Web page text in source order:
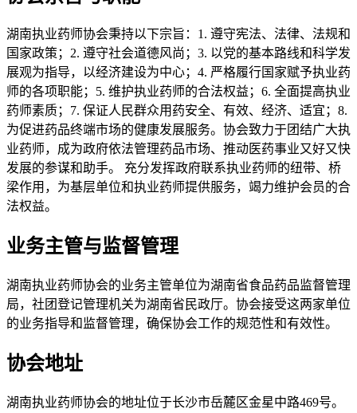
湖南执业药师协会秉持以下宗旨：1. 遵守宪法、法律、法规和
国家政策；2. 遵守社会道德风尚；3. 以党的基本路线和科学发
展观为指导，以经济建设为中心；4. 严格履行国家赋予执业药
师的各项职能；5. 维护执业药师的合法权益；6. 全面提高执业
药师素质；7. 保证人民群众用药安全、有效、经济、适宜；8.
为促进药品终端市场的健康发展服务。协会致力于团结广大执
业药师，成为政府依法管理药品市场、推动医药事业又好又快
发展的参谋和助手。 充分发挥政府联系执业药师的纽带、桥
梁作用，为基层单位和执业药师提供服务，竭力维护会员的合
法权益。
业务主管与监督管理
湖南执业药师协会的业务主管单位为湖南省食品药品监督管理
局，社团登记管理机关为湖南省民政厅。协会接受这两家单位
的业务指导和监督管理，确保协会工作的规范性和有效性。
协会地址
湖南执业药师协会的地址位于长沙市岳麓区金星中路469号。